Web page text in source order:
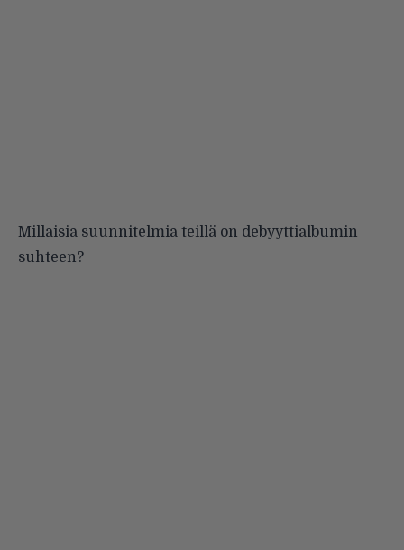
Millaisia suunnitelmia teillä on debyyttialbumin
suhteen?